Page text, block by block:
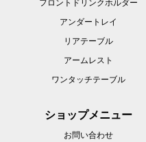
フロントドリンクホルダー
アンダートレイ
リアテーブル
アームレスト
ワンタッチテーブル
ショップメニュー
お問い合わせ